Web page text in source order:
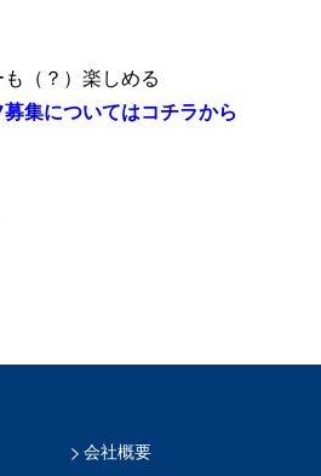
（？）楽しめる
集についてはコチラから
会社概要